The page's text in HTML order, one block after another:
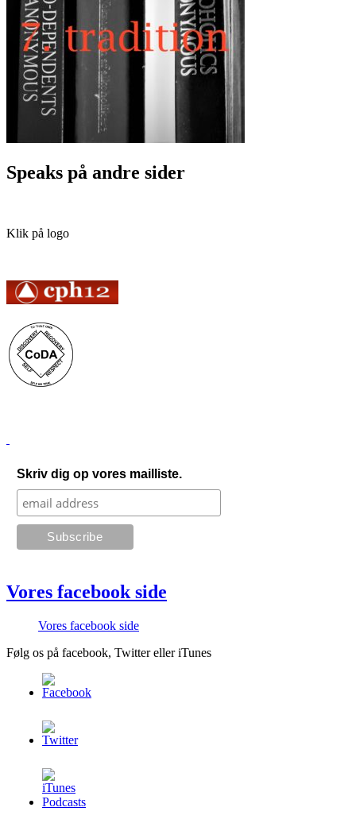
Speaks på andre sider
Klik på logo
Skriv dig op vores mailliste.
Vores facebook side
Vores facebook side
Følg os på facebook, Twitter eller iTunes